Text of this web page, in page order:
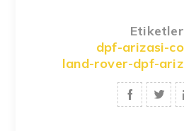
dpf-arizasi-
land-rover-dpf-